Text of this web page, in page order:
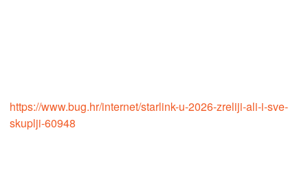
https://www.bug.hr/internet/starlink-u-2026-zreliji-ali-i-sve-
skuplji-60948